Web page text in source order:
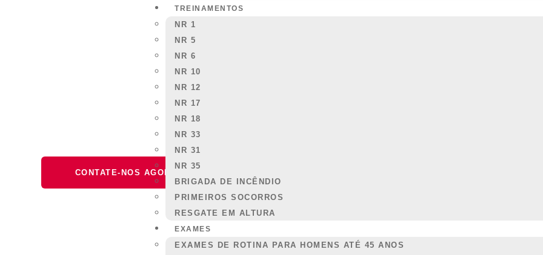
TREINAMENTOS
NR 1
NR 5
NR 6
NR 10
NR 12
NR 17
NR 18
NR 33
NR 31
NR 35
BRIGADA DE INCÊNDIO
PRIMEIROS SOCORROS
RESGATE EM ALTURA
EXAMES
EXAMES DE ROTINA PARA HOMENS ATÉ 45 ANOS
Se você está procurando serviços de Medicina e Segurança do Trabalho com
CONTATE-NOS AGORA